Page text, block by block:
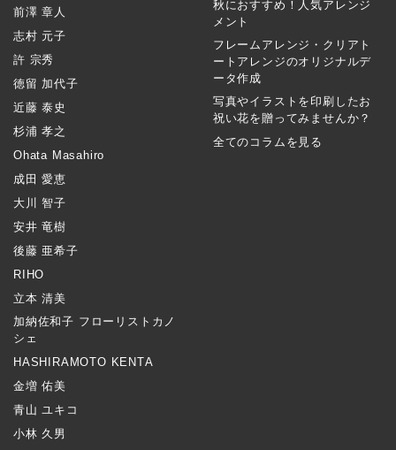
前澤 章人
志村 元子
許 宗秀
徳留 加代子
近藤 泰史
杉浦 孝之
Ohata Masahiro
成田 愛恵
大川 智子
安井 竜樹
後藤 亜希子
RIHO
立本 清美
加納佐和子 フローリストカノ
シェ
HASHIRAMOTO KENTA
金増 佑美
青山 ユキコ
小林 久男
秋におすすめ！人気アレンジ
メント
フレームアレンジ・クリアト
ートアレンジのオリジナルデ
ータ作成
写真やイラストを印刷したお
祝い花を贈ってみませんか？
全てのコラムを見る